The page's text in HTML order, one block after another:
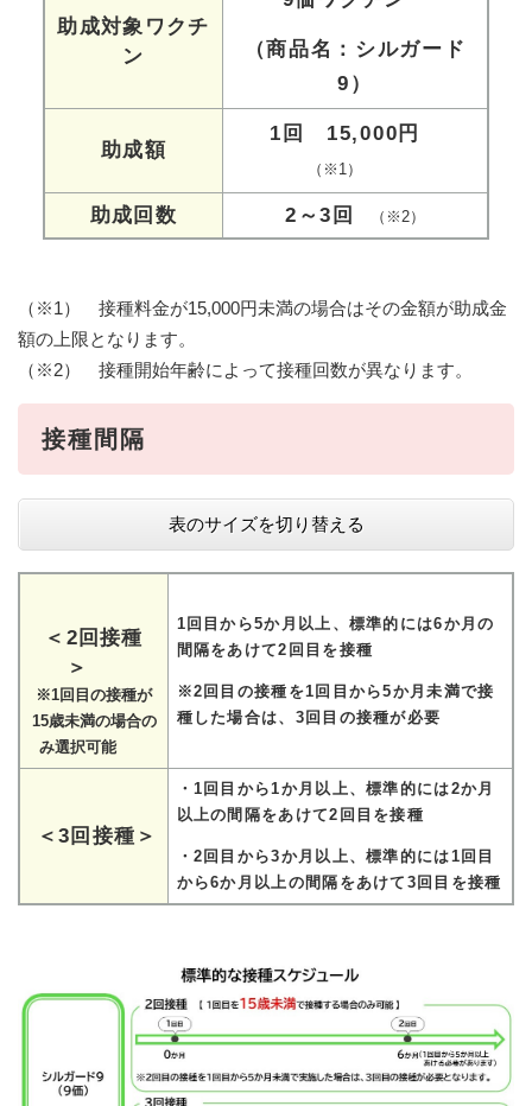
助成対象ワクチ
ン
（商品名：シルガード
9）
助成額
1回 15,000円
（※1）
助成回数 2～3回 （※2）​
（※1） 接種料金が15,000円未満の場合はその金額が助成金
額の上限となります。
（※2） 接種開始年齢によって接種回数が異なります。
接種間隔
表のサイズを切り替える
＜2回接種
＞
※1回目の接種が
15歳未満の場合​の
み選択可能
1回目から5か月以上、標準的には6か月の
間隔をあけて2回目を接種
※2回目の接種を1回目から5か月未満で接
種した場合は、3回目の接種が必要
＜3回接種＞
・1回目から1か月以上、標準的には2か月
以上の間隔をあけて2回目を接種
・2回目から3か月以上、標準的には1回目
から6か月以上の間隔をあけて3回目を接種